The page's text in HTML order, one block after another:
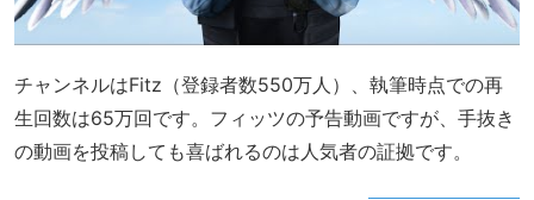
チャンネルはFitz（登録者数550万人）、執筆時点での再
生回数は65万回です。フィッツの予告動画ですが、手抜き
の動画を投稿しても喜ばれるのは人気者の証拠です。